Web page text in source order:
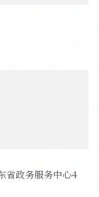
省政务服务中心4